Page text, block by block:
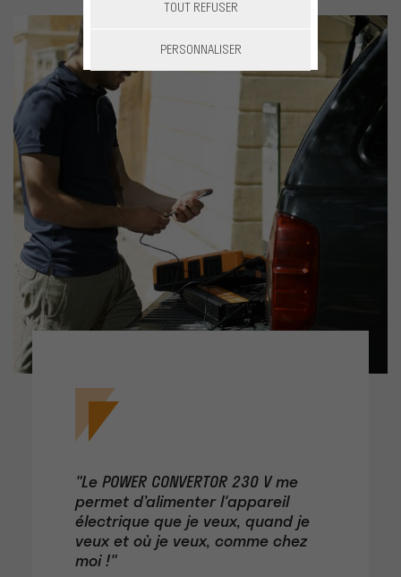
"Le POWER CONVERTOR 230 V me
permet d’alimenter l'appareil
électrique que je veux, quand je
veux et où je veux, comme chez
moi !"
TOUT REFUSER
PERSONNALISER